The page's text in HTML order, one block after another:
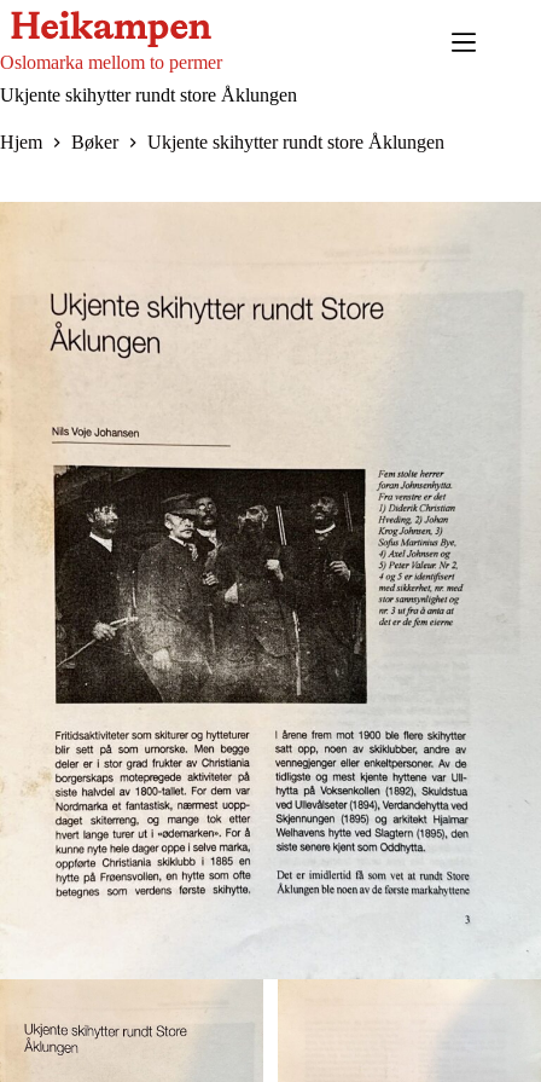
Hopp
til
innholdet
Oslomarka mellom to permer
Ukjente skihytter rundt store Åklungen
Hjem Bøker Ukjente skihytter rundt store Åklungen